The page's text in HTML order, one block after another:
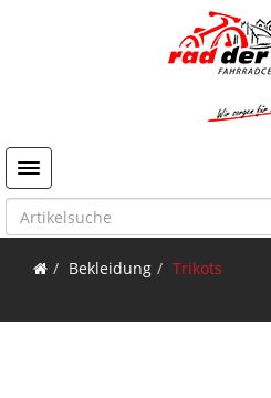
Toggle navigation
Bekleidung Trikots